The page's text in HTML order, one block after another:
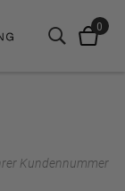
Kundennummer